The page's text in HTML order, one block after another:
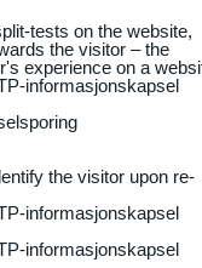
tests on the website,
the visitor – the
experience on a
informasjonskapsel
the visitor upon re-
informasjonskapsel
informasjonskapsel